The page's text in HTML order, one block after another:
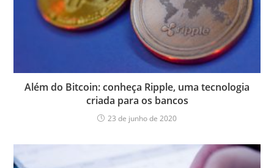
Além do Bitcoin: conheça Ripple, uma tecnologia
criada para os bancos
23 de junho de 2020